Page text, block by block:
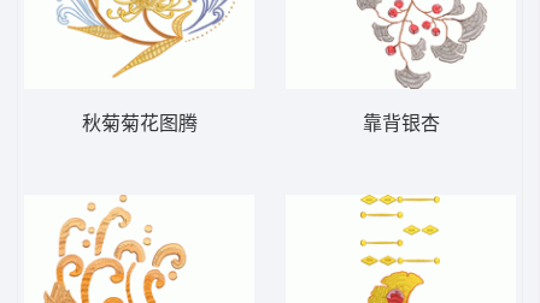
秋菊菊花图腾 靠背银杏